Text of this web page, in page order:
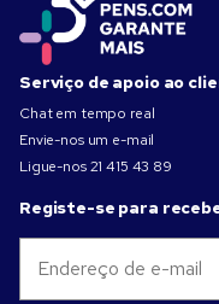
Serviço de apoio ao
Chat em tempo real
Envie-nos um e-mail
Ligue-nos 21 415 43 89
Registe-se para